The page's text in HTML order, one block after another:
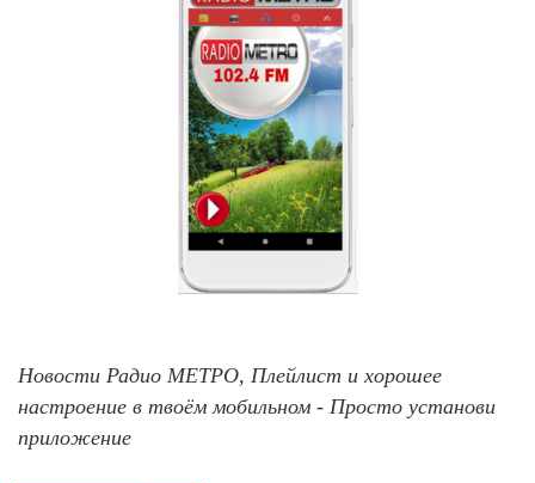
Новости Радио МЕТРО, Плейлист и хорошее
настроение в твоём мобильном - Просто установи
приложение